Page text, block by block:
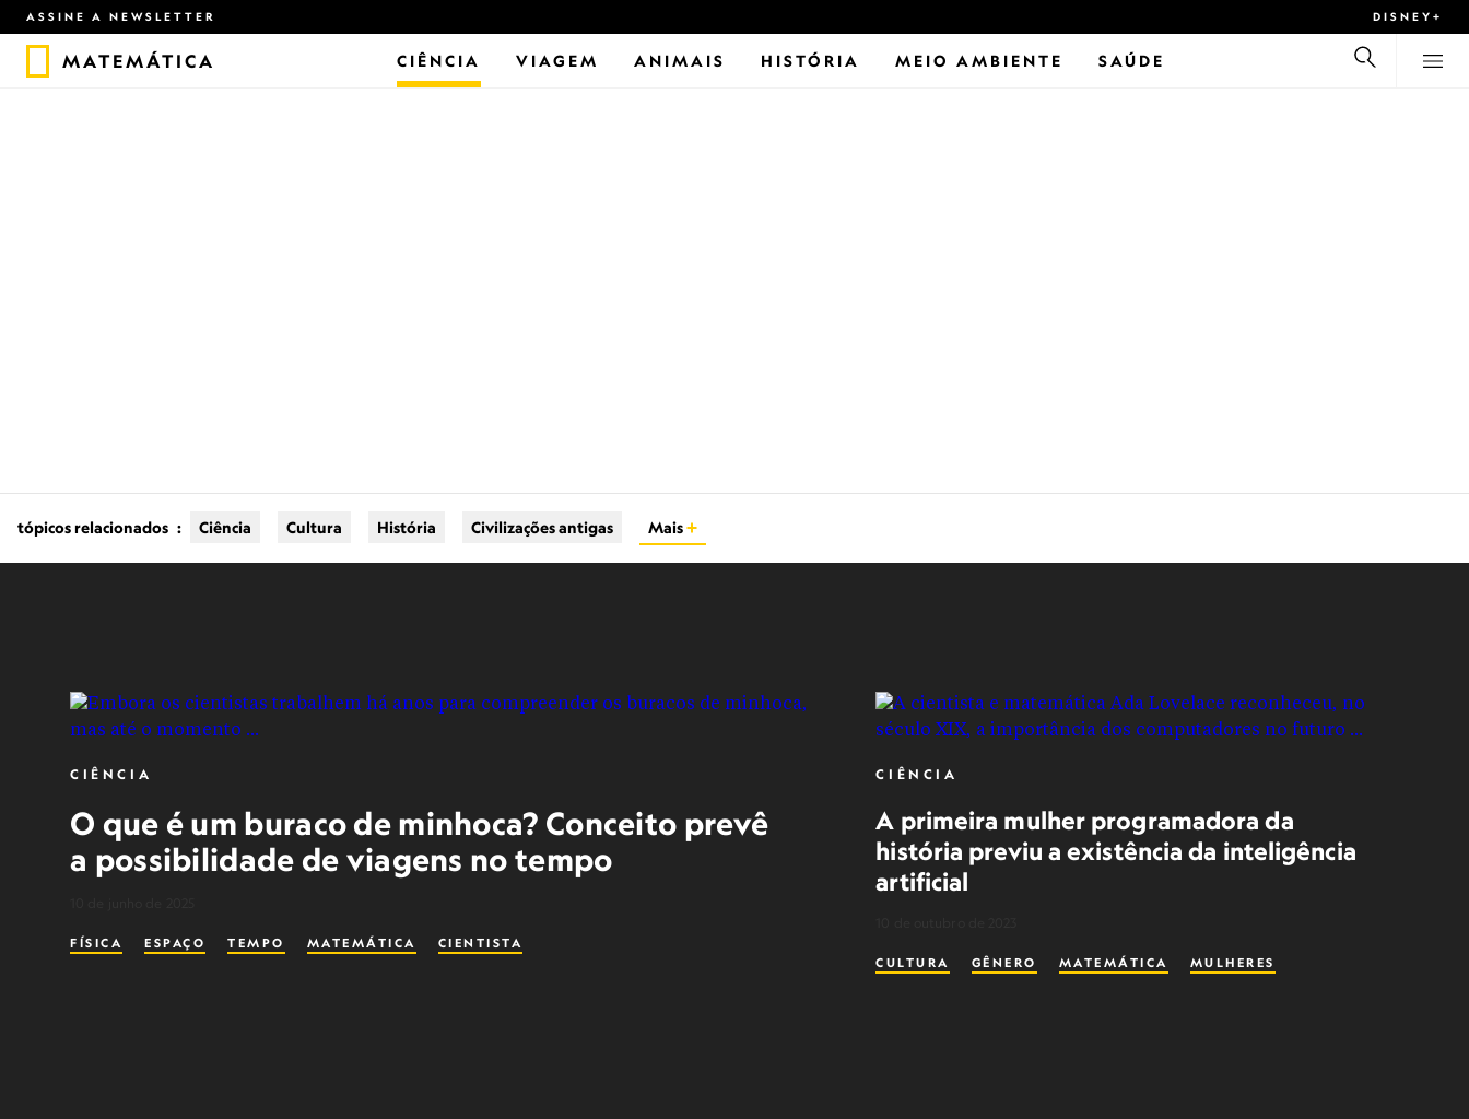
ASSINE A NEWSLETTER DISNEY+
MATEMÁTICA CIÊNCIA VIAGEM ANIMAIS HISTÓRIA MEIO AMBIENTE SAÚDE
tópicos relacionados : Ciência Cultura História Civilizações antigas Mais
CIÊNCIA
O que é um buraco de minhoca? Conceito prevê
a possibilidade de viagens no tempo
FÍSICA ESPAÇO TEMPO MATEMÁTICA CIENTISTA
CIÊNCIA
A primeira mulher programadora da
história previu a existência da inteligência
artificial
CULTURA GÊNERO MATEMÁTICA MULHERES